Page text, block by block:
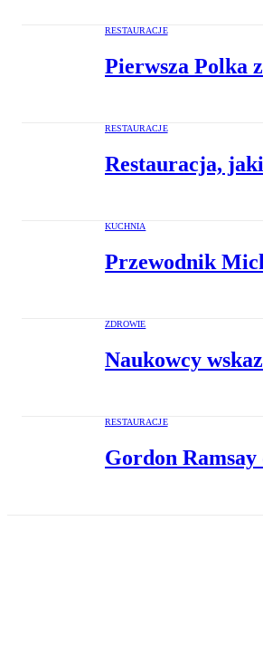
RESTAURACJE
Pierwsza Polka
RESTAURACJE
Restauracja,
KUCHNIA
Przewodnik
ZDROWIE
Naukowcy
RESTAURACJE
Gordon